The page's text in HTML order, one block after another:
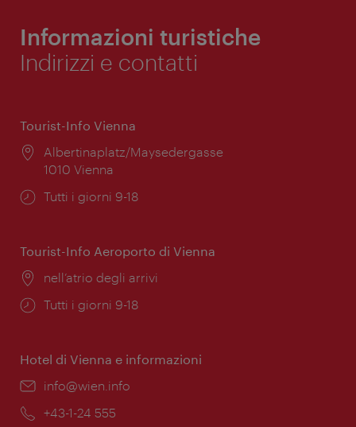
Informazioni turistiche
Indirizzi e contatti
Tourist-Info Vienna
Posizione:
Albertinaplatz/Maysedergasse
1010 Vienna
Orari
Tutti i giorni 9-18
Tourist-Info Aeroporto di Vienna
Posizione:
nell’atrio degli arrivi
Orari
Tutti i giorni 9-18
Hotel di Vienna e informazioni
Email:
info@wien.info
Telefono:
+43-1-24 555